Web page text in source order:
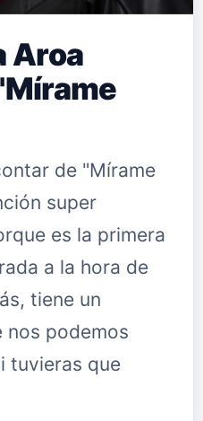
Aroa
de "Mírame
super
es la primera
a la hora de
tiene un
nos podemos
tuvieras que